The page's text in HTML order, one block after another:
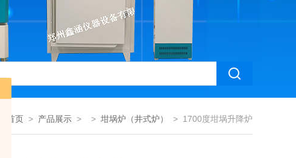
首页 > 产品展示 > > 坩埚炉（井式炉） > 1700度坩埚升降炉